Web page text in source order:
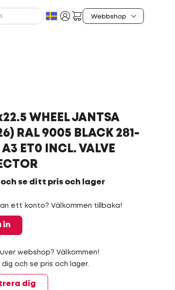
WHEEL JANTSA
RAL 9005 BLACK 281-
ET0 INCL. VALVE
och se ditt pris och lager
ett konto? Välkommen tillbaka!
in
webshop? Välkommen!
dig och se pris och lager.
dig